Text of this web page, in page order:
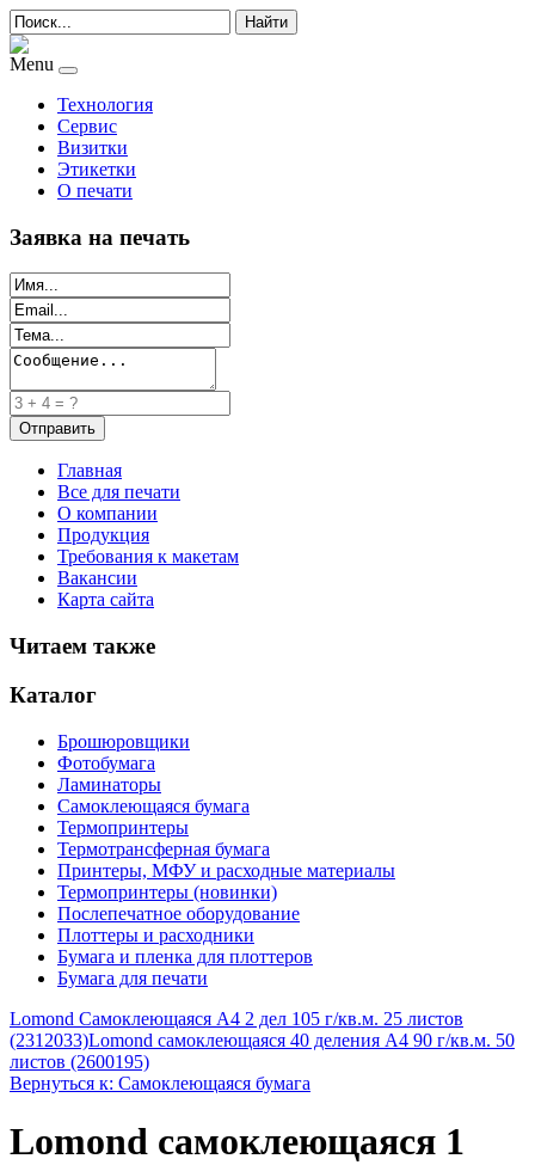
Найти
Menu
Технология
Сервис
Визитки
Этикетки
О печати
Заявка на печать
Главная
Все для печати
О компании
Продукция
Требования к макетам
Вакансии
Карта сайта
Читаем также
Каталог
Брошюровщики
Фотобумага
Ламинаторы
Самоклеющаяся бумага
Термопринтеры
Термотрансферная бумага
Принтеры, МФУ и расходные материалы
Термопринтеры (новинки)
Послепечатное оборудование
Плоттеры и расходники
Бумага и пленка для плоттеров
Бумага для печати
Lomond Самоклеющаяся А4 2 дел 105 г/кв.м. 25 листов
(2312033)Lomond самоклеющаяся 40 деления А4 90 г/кв.м. 50
листов (2600195)
Вернуться к: Самоклеющаяся бумага
Lomond самоклеющаяся 1